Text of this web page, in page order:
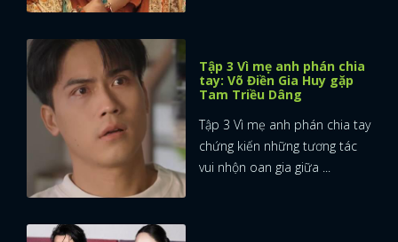
Tập 3 Vì mẹ anh phán chia
tay: Võ Điền Gia Huy gặp
Tam Triều Dâng
Tập 3 Vì mẹ anh phán chia tay
chứng kiến những tương tác
vui nhộn oan gia giữa ...